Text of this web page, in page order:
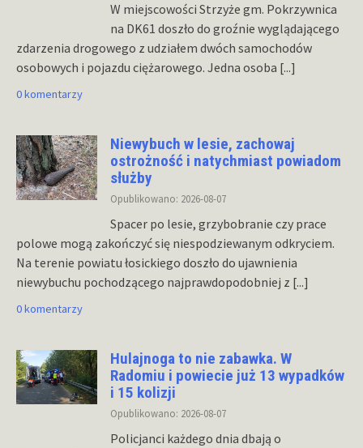
W miejscowości Strzyże gm. Pokrzywnica
na DK61 doszło do groźnie wyglądającego
zdarzenia drogowego z udziałem dwóch samochodów
osobowych i pojazdu ciężarowego. Jedna osoba [...]
0 komentarzy
Niewybuch w lesie, zachowaj
ostrożność i natychmiast powiadom
służby
Opublikowano: 2026-08-07
Spacer po lesie, grzybobranie czy prace
polowe mogą zakończyć się niespodziewanym odkryciem.
Na terenie powiatu łosickiego doszło do ujawnienia
niewybuchu pochodzącego najprawdopodobniej z [...]
0 komentarzy
Hulajnoga to nie zabawka. W
Radomiu i powiecie już 13 wypadków
i 15 kolizji
Opublikowano: 2026-08-07
Policjanci każdego dnia dbają o